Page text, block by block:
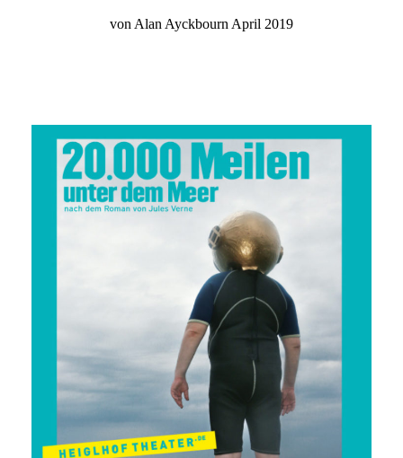
von Alan Ayckbourn April 2019